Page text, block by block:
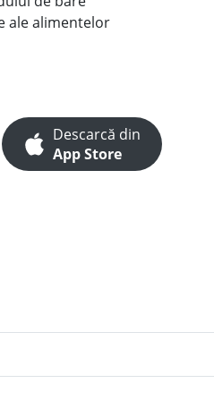
ale alimentelor
Descarcă din
App Store